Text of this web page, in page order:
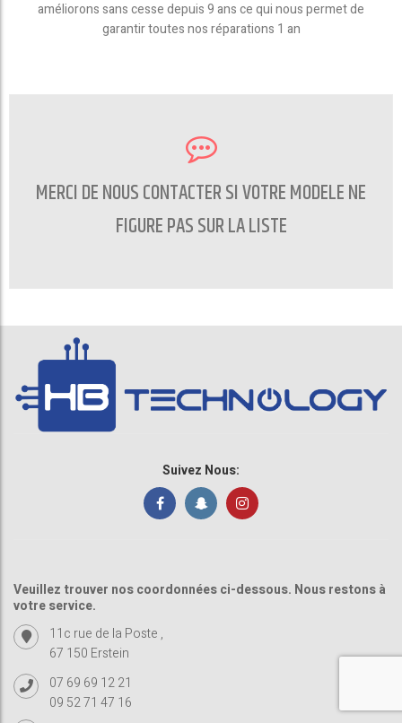
améliorons sans cesse depuis 9 ans ce qui nous permet de
garantir toutes nos réparations 1 an
MERCI DE NOUS CONTACTER SI VOTRE MODELE NE
FIGURE PAS SUR LA LISTE
CONTACTEZ NOUS
Suivez Nous:
Veuillez trouver nos coordonnées ci-dessous. Nous restons à
votre service.
11c rue de la Poste ,
67 150 Erstein
07 69 69 12 21
09 52 71 47 16